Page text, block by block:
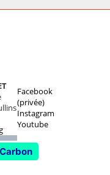
Facebook
(privée)
Instagram
Youtube